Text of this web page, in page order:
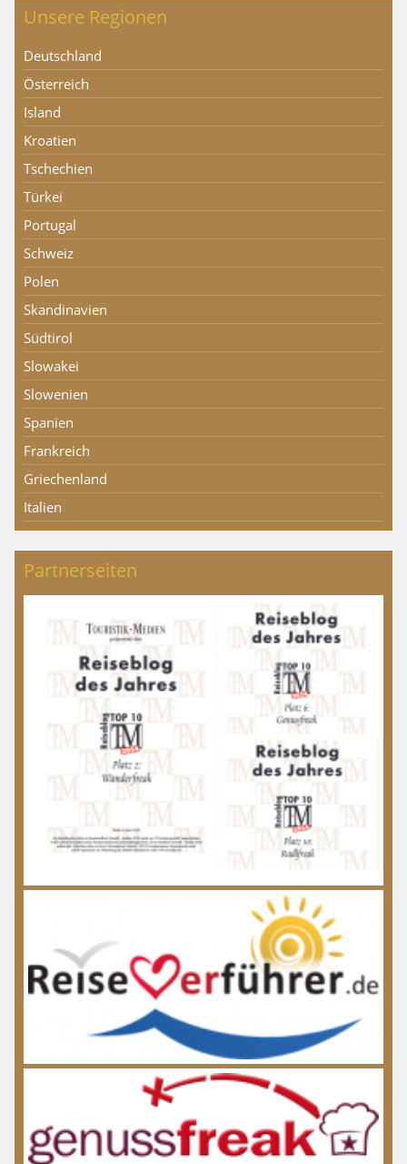
Unsere Regionen
Deutschland
Österreich
Island
Kroatien
Tschechien
Türkei
Portugal
Schweiz
Polen
Skandinavien
Südtirol
Slowakei
Slowenien
Spanien
Frankreich
Griechenland
Italien
Partnerseiten